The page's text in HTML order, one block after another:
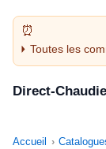
Toutes les
avant 14H
Direct-
Accueil